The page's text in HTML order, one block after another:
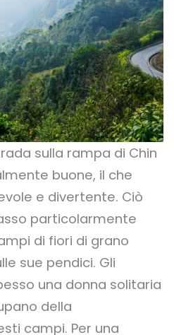
sulla rampa di Chin
buone, il che
e divertente. Ciò
particolarmente
di fiori di grano
sue pendici. Gli
una donna solitaria
della
campi. Per una